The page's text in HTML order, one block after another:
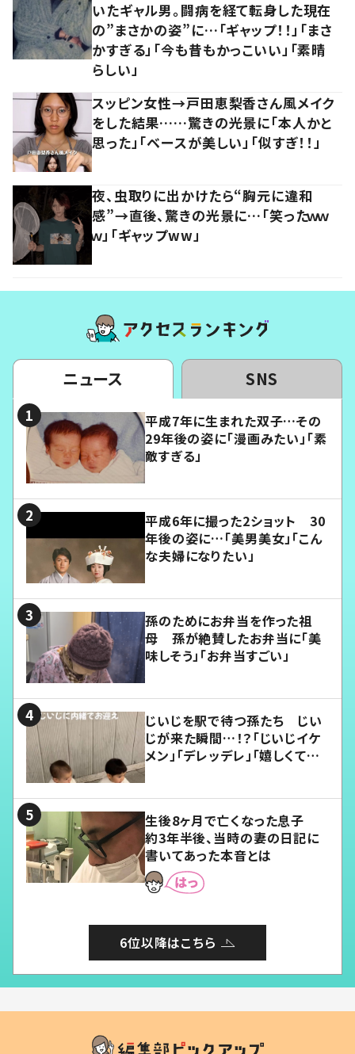
いたギャル男。闘病を経て転身した現在
の”まさかの姿”に…「ギャップ！！」「まさ
かすぎる」「今も昔もかっこいい」「素晴
らしい」
スッピン女性→戸田恵梨香さん風メイク
をした結果……驚きの光景に「本人かと
思った」「ベースが美しい」「似すぎ！！」
夜、虫取りに出かけたら“胸元に違和
感”→直後、驚きの光景に…「笑ったｗｗ
ｗ」「ギャップww」
ニュース SNS
平成7年に生まれた双子…その
29年後の姿に「漫画みたい」「素
敵すぎる」
平成6年に撮った2ショット 30
年後の姿に…「美男美女」「こん
な夫婦になりたい」
孫のためにお弁当を作った祖
母 孫が絶賛したお弁当に「美
味しそう」「お弁当すごい」
じいじを駅で待つ孫たち じい
じが来た瞬間…！？「じいじイケ
メン」「デレッデレ」「嬉しくて可
生後8ヶ月で亡くなった息子
約3年半後、当時の妻の日記に
書いてあった本音とは
6位以降はこちら